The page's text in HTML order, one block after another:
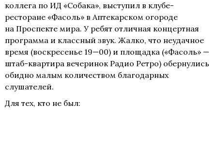
коллега по ИД «Собака», выступил в клубе-
ресторане «Фасоль» в Аптекарском огороде
на Проспекте мира. У ребят отличная концертная
программа и классный звук. Жалко, что неудачное
время (воскресенье 19—00) и площадка («Фасоль» —
штаб-квартира вечеринок Радио Ретро) обернулись
обидно малым количеством благодарных
слушателей.
Для тех, кто не был: